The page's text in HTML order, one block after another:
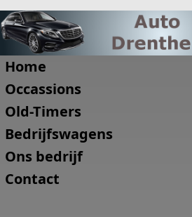
Home
Occassions
Old-Timers
Bedrijfswagens
Ons bedrijf
Contact